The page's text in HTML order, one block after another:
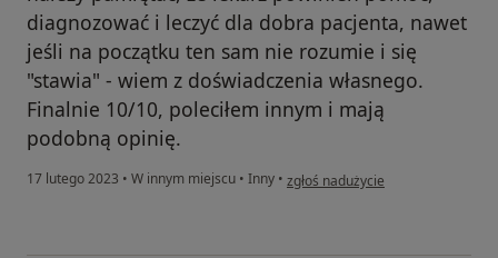
diagnozować i leczyć dla dobra pacjenta, nawet
jeśli na początku ten sam nie rozumie i się
"stawia" - wiem z doświadczenia własnego.
Finalnie 10/10, poleciłem innym i mają
podobną opinię.
17 lutego 2023 • W innym miejscu • Inny • w opinii użytkownika Bart
zgłoś nadużycie